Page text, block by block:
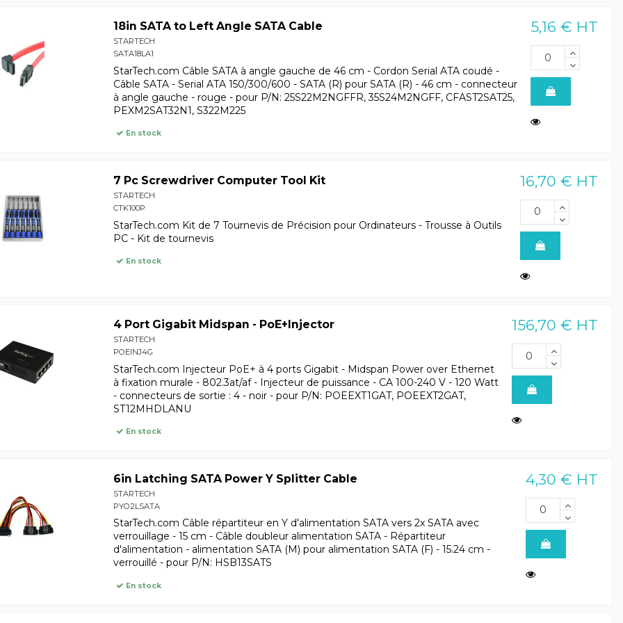
18in SATA to Left Angle SATA Cable
STARTECH
SATA18LA1
StarTech.com Câble SATA à angle gauche de 46 cm - Cordon Serial ATA coudé -
Câble SATA - Serial ATA 150/300/600 - SATA (R) pour SATA (R) - 46 cm - connecteur
à angle gauche - rouge - pour P/N: 25S22M2NGFFR, 35S24M2NGFF, CFAST2SAT25,
PEXM2SAT32N1, S322M225
En stock
5,16 € HT
7 Pc Screwdriver Computer Tool Kit
STARTECH
CTK100P
StarTech.com Kit de 7 Tournevis de Précision pour Ordinateurs - Trousse à Outils
PC - Kit de tournevis
En stock
16,70 € HT
4 Port Gigabit Midspan - PoE+Injector
STARTECH
POEINJ4G
StarTech.com Injecteur PoE+ à 4 ports Gigabit - Midspan Power over Ethernet
à fixation murale - 802.3at/af - Injecteur de puissance - CA 100-240 V - 120 Watt
- connecteurs de sortie : 4 - noir - pour P/N: POEEXT1GAT, POEEXT2GAT,
ST12MHDLANU
En stock
156,70 € HT
6in Latching SATA Power Y Splitter Cable
STARTECH
PYO2LSATA
StarTech.com Câble répartiteur en Y d'alimentation SATA vers 2x SATA avec
verrouillage - 15 cm - Câble doubleur alimentation SATA - Répartiteur
d'alimentation - alimentation SATA (M) pour alimentation SATA (F) - 15.24 cm -
verrouillé - pour P/N: HSB13SATS
En stock
4,30 € HT